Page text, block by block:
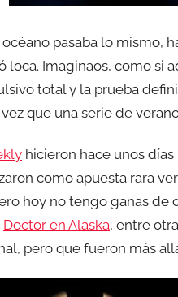
pasaba lo mismo,
loca. Imaginaos, como si
total y la prueba
que una serie de
hicieron hace unos
como apuesta rara
hoy no tengo ganas de
Doctor en Alaska, entre
pero que fueron más